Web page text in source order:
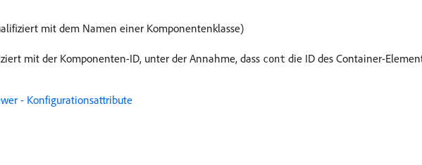
mit dem Namen einer Komponentenklasse)
mit der Komponenten-ID, unter der Annahme, dass cont die ID des Container-
- Konfigurationsattribute